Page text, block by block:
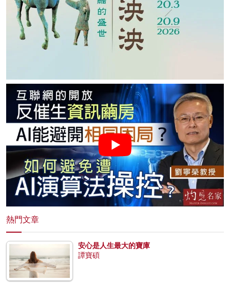
熱門文章
安心是人生最大的寶庫
譚寶碩